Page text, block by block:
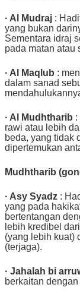
· Al Mudraj :
yang bukan
Sementara idraj
pada matan atau
· Al Maqlub :
dalam sanad
· Al Mudhtharib :
rawi atau lebih
beda, yang tidak
dipertemukan
Mudhtharib
· Asy Syadz :
yang pada
bertentangan
lebih kredibel
(yang lebih kuat)
(terjaga).
· Jahalah bi
berkaitan